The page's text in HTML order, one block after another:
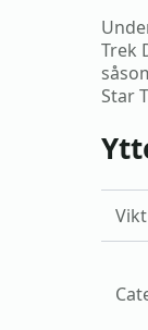
Trek
Star
Vikt